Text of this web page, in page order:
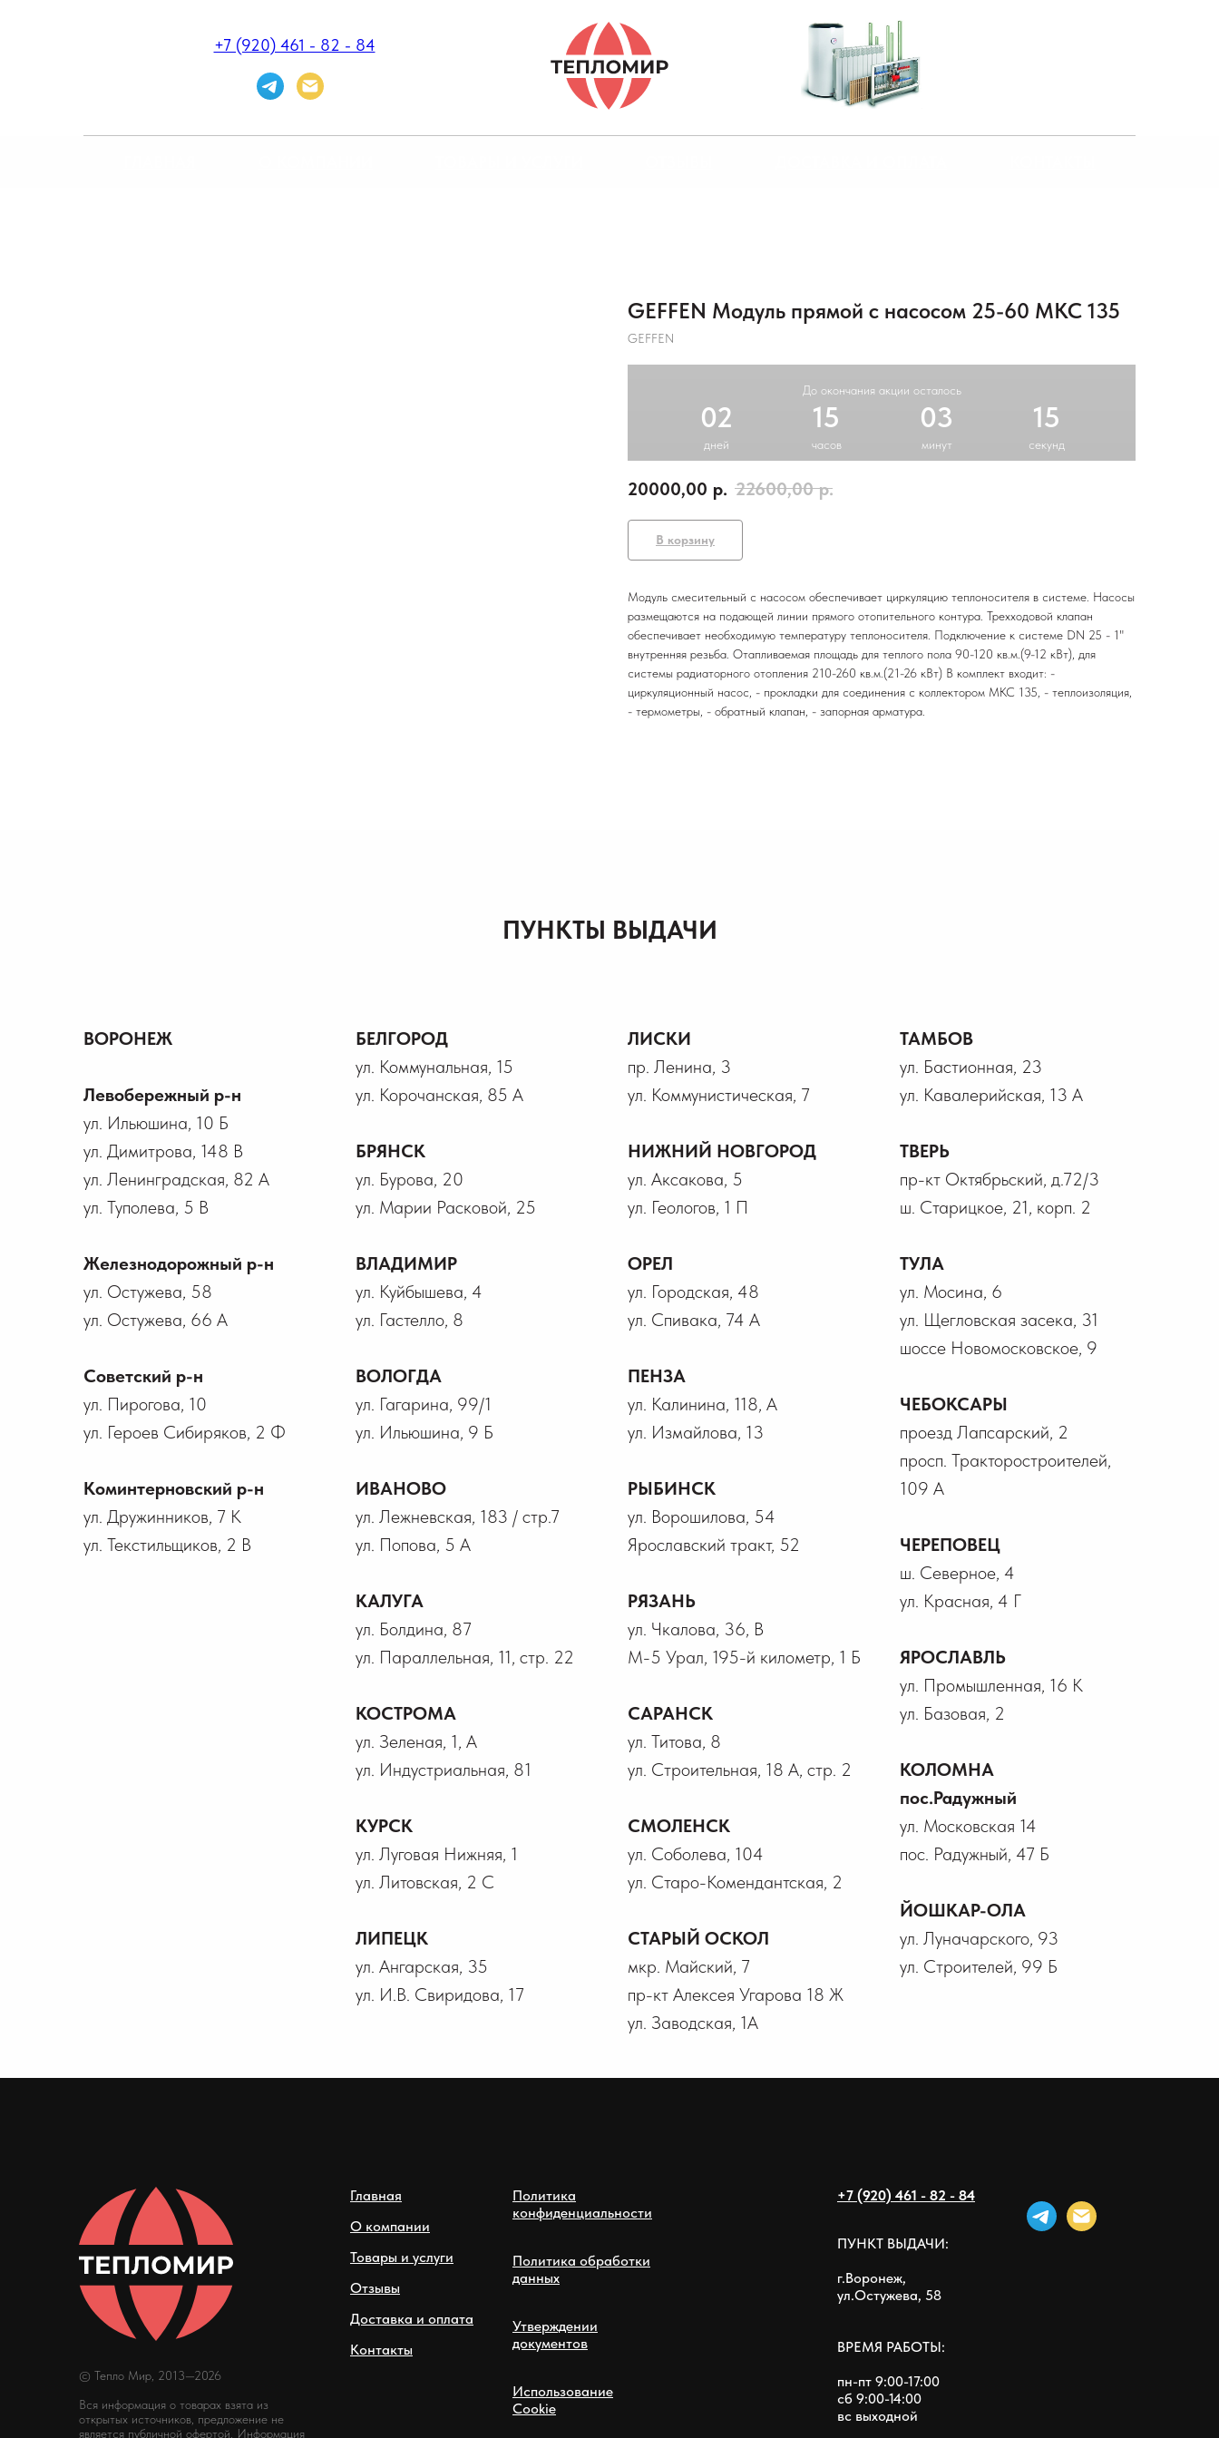
+7 (920) 461 - 82 - 84
GEFFEN Модуль прямой с насосом 25-60 МКС 135
GEFFEN
До окончания акции осталось
02
дней
15
часов
03
минут
14
секунд
20000,00 р. 22600,00 р.
В корзину
Модуль смесительный с насосом обеспечивает циркуляцию теплоносителя в системе. Насосы
размещаются на подающей линии прямого отопительного контура. Трехходовой клапан
обеспечивает необходимую температуру теплоносителя. Подключение к системе DN 25 - 1"
внутренняя резьба. Отапливаемая площадь для теплого пола 90-120 кв.м.(9-12 кВт), для
системы радиаторного отопления 210-260 кв.м.(21-26 кВт) В комплект входит: -
циркуляционный насос, - прокладки для соединения с коллектором МКС 135, - теплоизоляция,
- термометры, - обратный клапан, - запорная арматура.
ПУНКТЫ ВЫДАЧИ
ВОРОНЕЖ
Левобережный р-н
ул. Ильюшина, 10 Б
ул. Димитрова, 148 В
ул. Ленинградская, 82 А
ул. Туполева, 5 В
Железнодорожный р-н
ул. Остужева, 58
ул. Остужева, 66 А
Советский р-н
ул. Пирогова, 10
ул. Героев Сибиряков, 2 Ф
Коминтерновский р-н
ул. Дружинников, 7 К
ул. Текстильщиков, 2 В
БЕЛГОРОД
ул. Коммунальная, 15
ул. Корочанская, 85 А
БРЯНСК
ул. Бурова, 20
ул. Марии Расковой, 25
ВЛАДИМИР
ул. Куйбышева, 4
ул. Гастелло, 8
ВОЛОГДА
ул. Гагарина, 99/1
ул. Ильюшина, 9 Б
ИВАНОВО
ул. Лежневская, 183 / стр.7
ул. Попова, 5 А
КАЛУГА
ул. Болдина, 87
ул. Параллельная, 11, стр. 22
КОСТРОМА
ул. Зеленая, 1, А
ул. Индустриальная, 81
КУРСК
ул. Луговая Нижняя, 1
ул. Литовская, 2 С
ЛИПЕЦК
ул. Ангарская, 35
ул. И.В. Свиридова, 17
ЛИСКИ
пр. Ленина, 3
ул. Коммунистическая, 7
НИЖНИЙ НОВГОРОД
ул. Аксакова, 5
ул. Геологов, 1 П
ОРЕЛ
ул. Городская, 48
ул. Спивака, 74 А
ПЕНЗА
ул. Калинина, 118, А
ул. Измайлова, 13
РЫБИНСК
ул. Ворошилова, 54
Ярославский тракт, 52
РЯЗАНЬ
ул. Чкалова, 36, В
М-5 Урал, 195-й километр, 1 Б
САРАНСК
ул. Титова, 8
ул. Строительная, 18 А, стр. 2
СМОЛЕНСК
ул. Соболева, 104
ул. Старо-Комендантская, 2
СТАРЫЙ ОСКОЛ
мкр. Майский, 7
пр-кт Алексея Угарова 18 Ж
ул. Заводская, 1А
ТАМБОВ
ул. Бастионная, 23
ул. Кавалерийская, 13 А
ТВЕРЬ
пр-кт Октябрьский, д.72/3
ш. Старицкое, 21, корп. 2
ТУЛА
ул. Мосина, 6
ул. Щегловская засека, 31
шоссе Новомосковское, 9
ЧЕБОКСАРЫ
проезд Лапсарский, 2
просп. Тракторостроителей,
109 А
ЧЕРЕПОВЕЦ
ш. Северное, 4
ул. Красная, 4 Г
ЯРОСЛАВЛЬ
ул. Промышленная, 16 К
ул. Базовая, 2
КОЛОМНА
пос.Радужный
ул. Московская 14
пос. Радужный, 47 Б
ЙОШКАР-ОЛА
ул. Луначарского, 93
ул. Строителей, 99 Б
© Тепло Мир, 2013—2026
Вся информация о товарах взята из
открытых источников, предложение не
является публичной офертой. Информация
Главная
О компании
Товары и услуги
Отзывы
Доставка и оплата
Контакты
Политика
конфиденциальности
Политика обработки
данных
Утверждении
документов
Использование
Cookie
+7 (920) 461 - 82 - 84
ПУНКТ ВЫДАЧИ:
г.Воронеж,
ул.Остужева, 58
ВРЕМЯ РАБОТЫ:
пн-пт 9:00-17:00
сб 9:00-14:00
вс выходной